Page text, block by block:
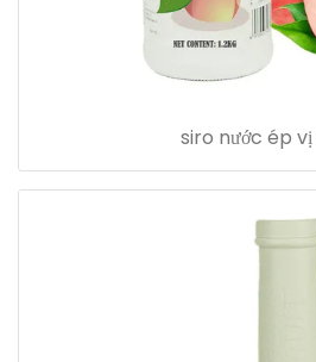
siro nước ép